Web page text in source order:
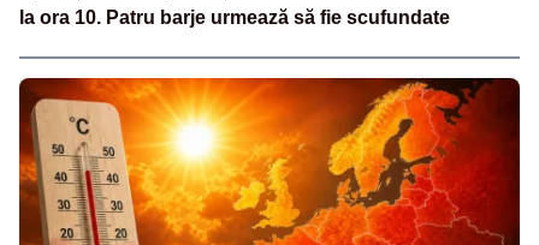
la ora 10. Patru barje urmează să fie scufundate